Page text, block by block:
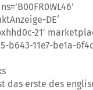
DE‘
21′
b643-11e7-be1a-
das erste des